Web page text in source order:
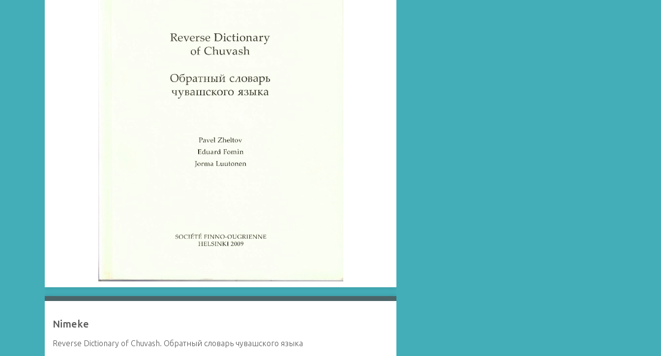
Nimeke
Reverse Dictionary of Chuvash. Обратный словарь чувашского языка